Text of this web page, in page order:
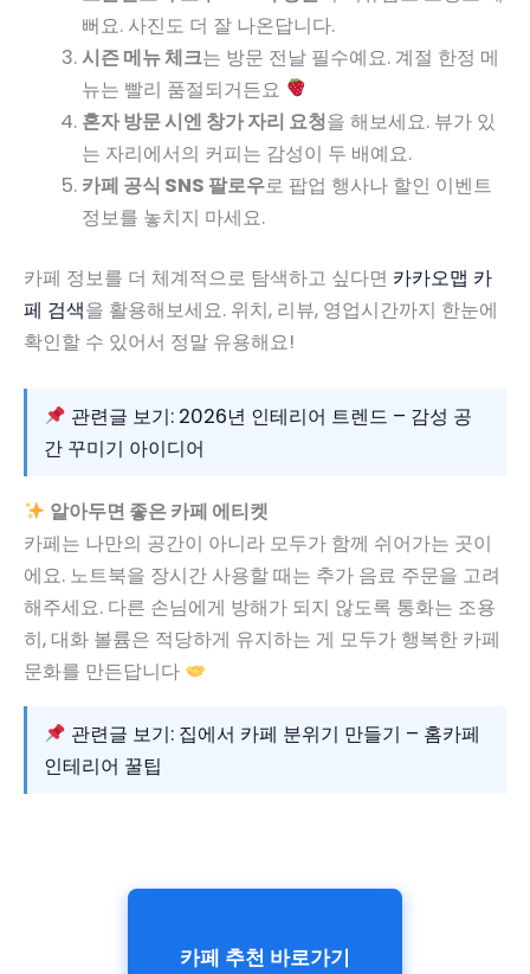
뻐요. 사진도 더 잘 나온답니다.
시즌 메뉴 체크는 방문 전날 필수예요. 계절 한정 메
뉴는 빨리 품절되거든요
혼자 방문 시엔 창가 자리 요청을 해보세요. 뷰가 있
는 자리에서의 커피는 감성이 두 배예요.
카페 공식 SNS 팔로우로 팝업 행사나 할인 이벤트
정보를 놓치지 마세요.
카페 정보를 더 체계적으로 탐색하고 싶다면 카카오맵 카
페 검색을 활용해보세요. 위치, 리뷰, 영업시간까지 한눈에
확인할 수 있어서 정말 유용해요!
관련글 보기: 2026년 인테리어 트렌드 – 감성 공
간 꾸미기 아이디어
알아두면 좋은 카페 에티켓
카페는 나만의 공간이 아니라 모두가 함께 쉬어가는 곳이
에요. 노트북을 장시간 사용할 때는 추가 음료 주문을 고려
해주세요. 다른 손님에게 방해가 되지 않도록 통화는 조용
히, 대화 볼륨은 적당하게 유지하는 게 모두가 행복한 카페
문화를 만든답니다
관련글 보기: 집에서 카페 분위기 만들기 – 홈카페
인테리어 꿀팁
카페 추천 바로가기